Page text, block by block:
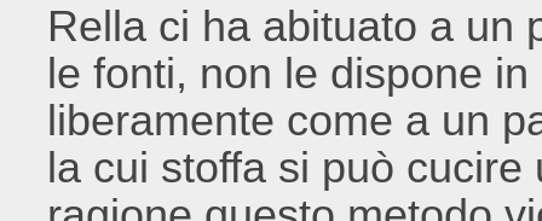
Rella ci ha abituato a un
le fonti, non le dispone
liberamente come a un
la cui stoffa si può